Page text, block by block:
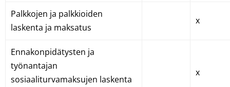
Palkkojen ja palkkioiden
laskenta ja maksatus
x
Ennakonpidätysten ja
työnantajan
sosiaaliturvamaksujen laskenta
x